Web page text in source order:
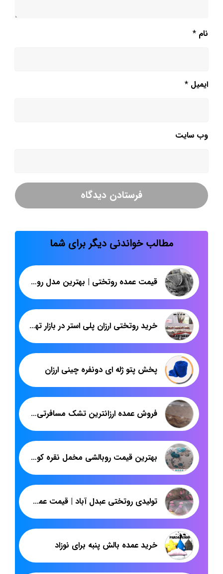
نام *
ایمیل *
وب‌ سایت
مطالب خواندنی دیگر برای شما
قیمت عمده روتختی | بهترین مدل روتختی های دونفره پلنگی | پاندا
خرید روتختی ارزان پلی استر در بازار تهران
پخش پتو ژله ای دونفره چینی ارزان
فروش عمده ارزانترین تشک مسافرتی اصفهان
بهترین قیمت روبالشی مخمل نقره کوب برای صادرات
تولیدی روتختی عبدل آباد | قیمت عمده روتختی دونفره برای پخش | پاندا
خرید عمده بالش پنبه برای نوزاد